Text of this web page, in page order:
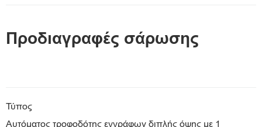
Προδιαγραφές σάρωσης
Τύπος
Αυτόματος τροφοδότης εγγράφων διπλής όψης με 1